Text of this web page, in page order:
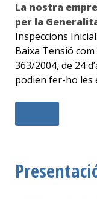
La nostra
per la
Inspeccions
Baixa Tensió
363/2004, de 24
podien fer-ho les